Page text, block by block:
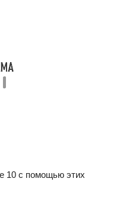
10 с помощью этих